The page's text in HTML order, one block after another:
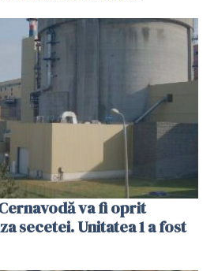
va fi oprit
secetei. Unitatea 1 a fost